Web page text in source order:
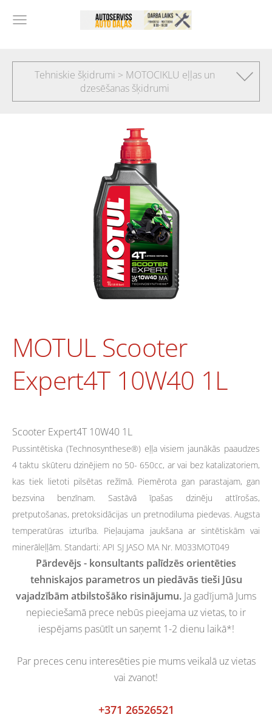
Tehniskie šķidrumi > MOTOCIKLU eļļas un
dzesēšanas šķidrumi
Pārdevējs - konsultants palīdzēs orientēties
tehniskajos parametros un piedāvās tieši Jūsu
vajadzībām atbilstošāko risinājumu. Ja gadījumā Jums
nepieciešamā prece nebūs pieejama uz vietas, to ir
iespējams pasūtīt un saņemt 1-2 dienu laikā*!
Par preces cenu interesēties pie mums veikalā uz vietas
vai zvanot!
+371 26526521
MOTUL Scooter
Expert4T 10W40 1L
Scooter Expert4T 10W40 1L
Pussintētiska (Technosynthese®) eļļa visiem jaunākās paaudzes
4 taktu skūteru dzinējiem no 50- 650cc, ar vai bez katalizatoriem,
kas tiek lietoti pilsētas režīmā. Piemērota gan parastajam, gan
bezsvina benzīnam. Sastāvā īpašas dzinēju attīrošas,
pretputošanas, pretoksidācijas un pretnodiluma piedevas. Augsta
temperatūras izturība. Pieļaujama jaukšana ar sintētiskām vai
minerāleļļām. Standarti: API SJ JASO MA Nr. M033MOT049